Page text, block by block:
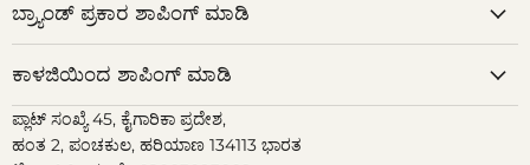
ಬ್ರ್ಯಾಂಡ್ ಪ್ರಕಾರ ಶಾಪಿಂಗ್ ಮಾಡಿ
ಕಾಳಜಿಯಿಂದ ಶಾಪಿಂಗ್ ಮಾಡಿ
ಪ್ಲಾಟ್ ಸಂಖ್ಯೆ 45, ಕೈಗಾರಿಕಾ ಪ್ರದೇಶ,
ಹಂತ 2, ಪಂಚಕುಲ, ಹರಿಯಾಣ 134113 ಭಾರತ